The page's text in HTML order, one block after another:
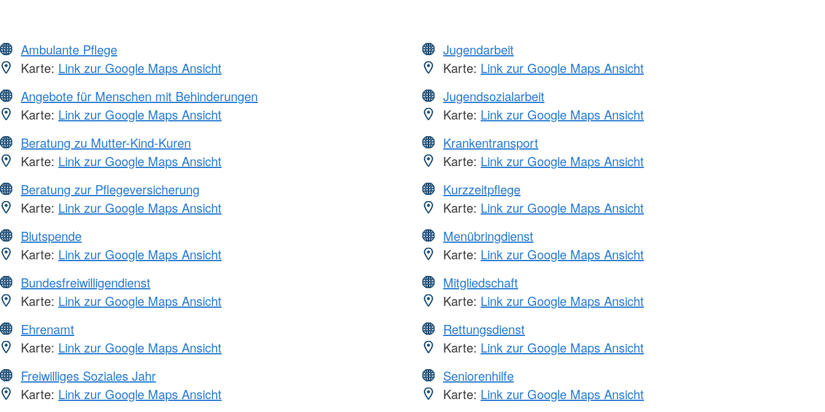
Ambulante Pflege
Karte: Link zur Google Maps Ansicht
Angebote für Menschen mit Behinderungen
Karte: Link zur Google Maps Ansicht
Beratung zu Mutter-Kind-Kuren
Karte: Link zur Google Maps Ansicht
Beratung zur Pflegeversicherung
Karte: Link zur Google Maps Ansicht
Blutspende
Karte: Link zur Google Maps Ansicht
Bundesfreiwilligendienst
Karte: Link zur Google Maps Ansicht
Ehrenamt
Karte: Link zur Google Maps Ansicht
Freiwilliges Soziales Jahr
Karte: Link zur Google Maps Ansicht
Jugendarbeit
Karte: Link zur Google Maps Ansicht
Jugendsozialarbeit
Karte: Link zur Google Maps Ansicht
Krankentransport
Karte: Link zur Google Maps Ansicht
Kurzzeitpflege
Karte: Link zur Google Maps Ansicht
Menübringdienst
Karte: Link zur Google Maps Ansicht
Mitgliedschaft
Karte: Link zur Google Maps Ansicht
Rettungsdienst
Karte: Link zur Google Maps Ansicht
Seniorenhilfe
Karte: Link zur Google Maps Ansicht